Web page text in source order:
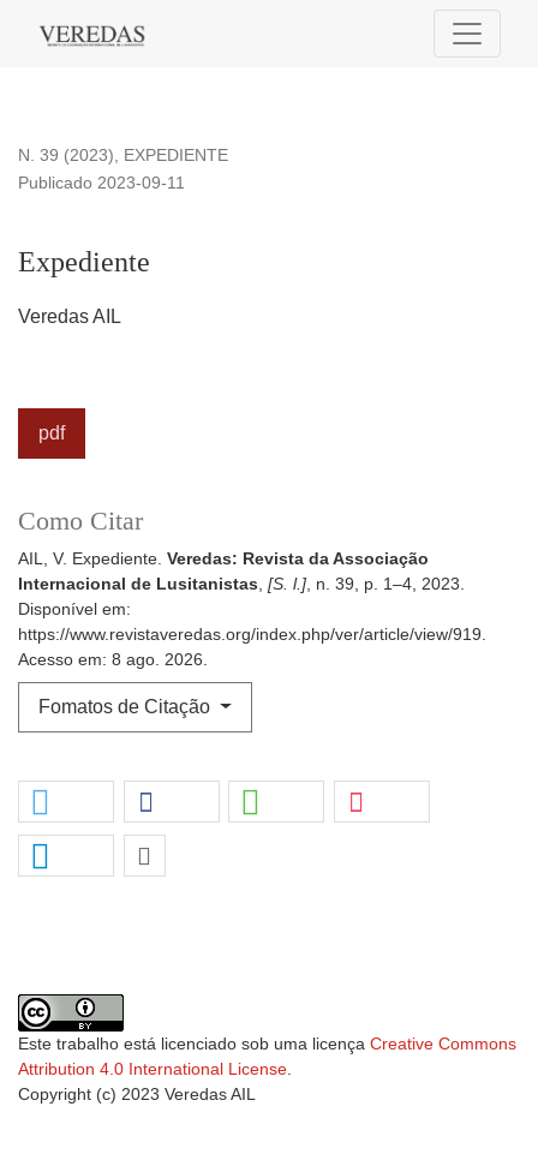
N. 39 (2023), EXPEDIENTE
Expediente
Publicado 2023-09-11
Veredas AIL
pdf
Como Citar
AIL, V. Expediente. Veredas: Revista da Associação
Internacional de Lusitanistas, [S. l.], n. 39, p. 1–4, 2023.
Disponível em:
https://www.revistaveredas.org/index.php/ver/article/view/919.
Acesso em: 8 ago. 2026.
Fomatos de Citação
Este trabalho está licenciado sob uma licença Creative Commons
Attribution 4.0 International License.
Copyright (c) 2023 Veredas AIL